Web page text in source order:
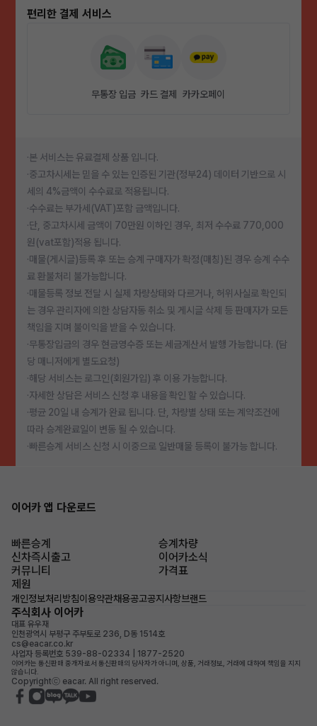
편리한 결제 서비스
무통장 입금 카드 결제 카카오페이
·본 서비스는 유료결제 상품 입니다.
·중고차시세는 믿을 수 있는 인증된 기관(정부24) 데이터 기반으로 시
세의 4%금액이 수수료로 적용됩니다.
·수수료는 부가세(VAT)포함 금액입니다.
·단, 중고차시세 금액이 70만원 이하인 경우, 최저 수수료 770,000
원(vat포함)적용 됩니다.
·매물(게시글)등록 후 또는 승계 구매자가 확정(매칭)된 경우 승계 수수
료 환불처리 불가능합니다.
·매물등록 정보 전달 시 실제 차량상태와 다르거나, 허위사실로 확인되
는 경우 관리자에 의한 상담자동 취소 및 게시글 삭제 등 판매자가 모든
책임을 지며 불이익을 받을 수 있습니다.
·무통장입금의 경우 현금영수증 또는 세금계산서 발행 가능합니다. (담
당 매니저에게 별도요청)
·해당 서비스는 로그인(회원가입) 후 이용 가능합니다.
·자세한 상담은 서비스 신청 후 내용을 확인 할 수 있습니다.
·평균 20일 내 승계가 완료 됩니다. 단, 차량별 상태 또는 계약조건에
따라 승계완료일이 변동 될 수 있습니다.
·빠른승계 서비스 신청 시 이중으로 일반매물 등록이 불가능 합니다.
이어카 앱 다운로드
빠른승계
승계차량
신차즉시출고
이어카소식
커뮤니티
가격표
제원
개인정보처리방침이용약관채용공고공지사항브랜드
주식회사 이어카
대표 유우재
인천광역시 부평구 주부토로 236, D동 1514호
cs@eacar.co.kr
사업자 등록번호 539-88-02334 | 1877-2520
이어카는 통신판매 중개자로서 통신판매의 당사자가 아니며, 상품, 거래정보, 거래에 대하여 책임을 지지
않습니다.
Copyrightⓒ eacar. All right reserved.